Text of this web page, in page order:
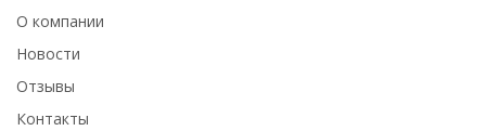
О компании
Новости
Отзывы
Контакты